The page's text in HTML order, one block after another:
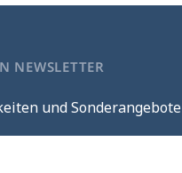
NEWSLETTER
und Sonderangebote